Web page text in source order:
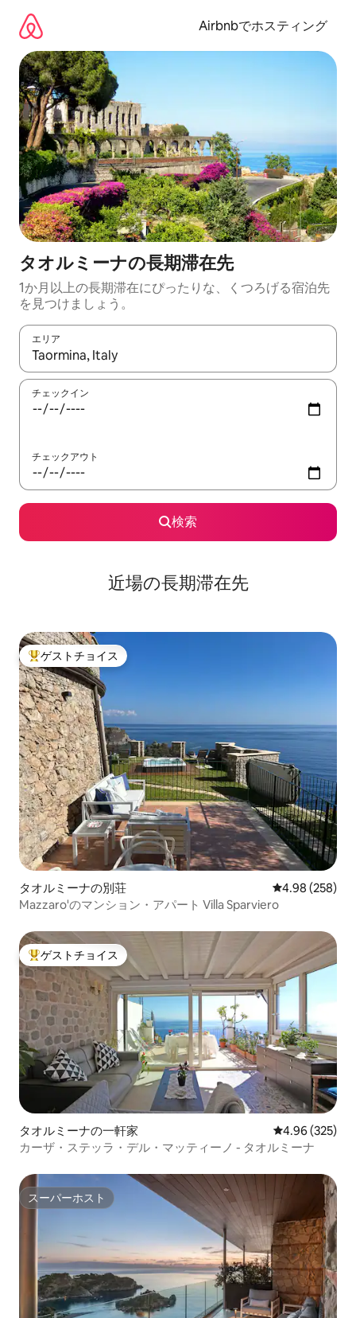
Airbnbでホスティング
タオルミーナの長期滞在先
1か月以上の長期滞在にぴったりな、くつろげる宿泊先
を見つけましょう。
エリア
検索結果が表示されたら、上下の矢印キーを使って移動するか
チェックイン
チェックアウト
検索
近場の長期滞在先
大好評のゲストチョイスです。
ゲストチョイス
タオルミーナの別荘 レビュー258
4.98 (258)
Mazzaro'のマンション・アパート Villa Sparviero
大好評のゲストチョイスです。
ゲストチョイス
タオルミーナの一軒家 レビュー325
4.96 (325)
カーザ・ステッラ・デル・マッティーノ - タオルミーナ
スーパーホスト
スーパーホスト